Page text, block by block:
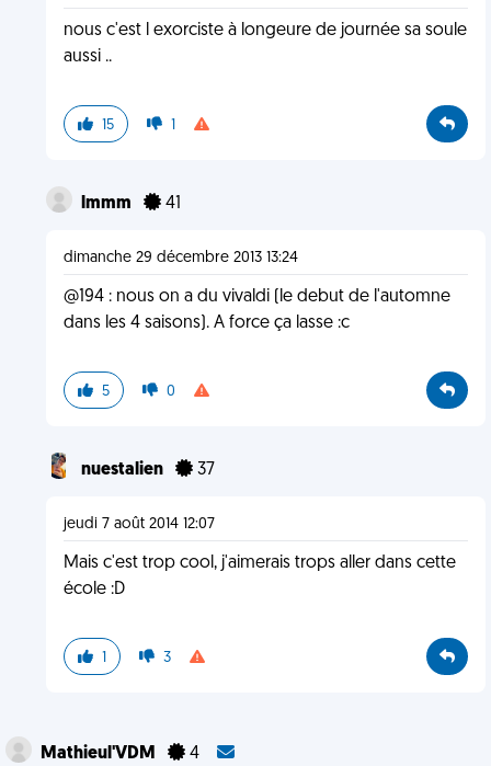
nous c'est l exorciste à longeure de journée sa soule
aussi ..
15 1
lmmm 41
dimanche 29 décembre 2013 13:24
@194 : nous on a du vivaldi (le debut de l'automne
dans les 4 saisons). A force ça lasse :c
5 0
nuestalien 37
jeudi 7 août 2014 12:07
Mais c'est trop cool, j'aimerais trops aller dans cette
école :D
1 3
Mathieul'VDM 4